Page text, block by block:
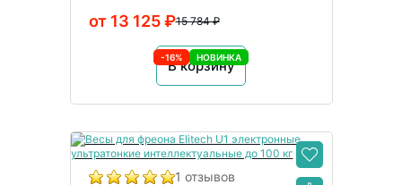
15 784 ₽
от 13 125 ₽
В корзину
-16% НОВИНКА
1 отзывов